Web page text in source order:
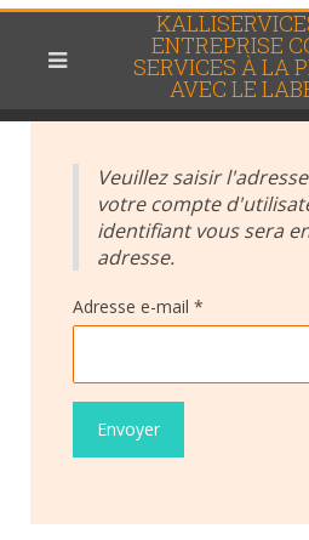
ENTREPRISE
SERVICES À LA
AVEC LE
Veuillez saisir
votre compte
identifiant vous sera
adresse.
Adresse e-mail *
Envoyer